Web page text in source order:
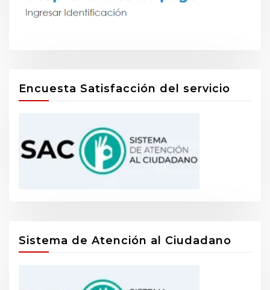
Encuesta Satisfacción del servicio
Sistema de Atención al Ciudadano